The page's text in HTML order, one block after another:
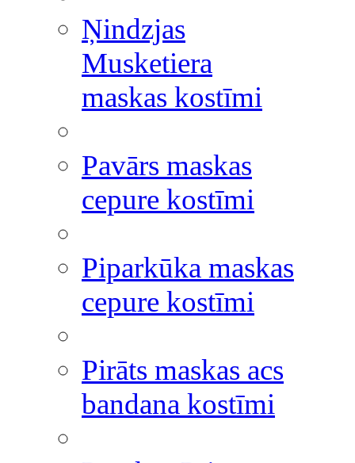
Ņindzjas
Musketiera
maskas kostīmi
Pavārs maskas
cepure kostīmi
Piparkūka maskas
cepure kostīmi
Pirāts maskas acs
bandana kostīmi